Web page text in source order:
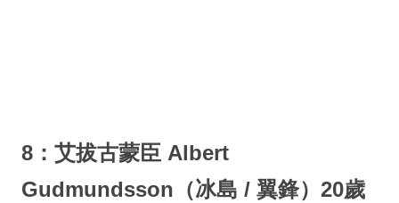
8：艾拔古蒙臣 Albert
Gudmundsson（冰島 / 翼鋒）20歲